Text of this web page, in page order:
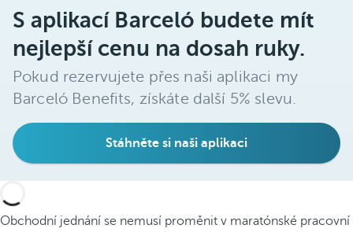
S aplikací Barceló budete mít
nejlepší cenu na dosah ruky.
Pokud rezervujete přes naši aplikaci my
Barceló Benefits, získáte další 5% slevu.
Stáhněte si naši aplikaci
Obchodní jednání se nemusí proměnit v maratónské pracovní